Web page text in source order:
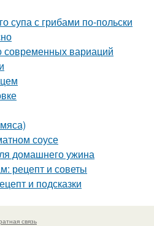
супа с грибами по-польски
современных вариаций
соусе
домашнего ужина
рецепт и советы
и подсказки
связь